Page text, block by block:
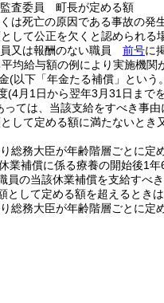
監査委員 町長が定める額
死亡の原因である事故の発
して公正を欠くと認められ
又は報酬のない職員 前号に
均給与額の例により実施機関
(以下「年金たる補償」という
(4月1日から翌年3月31日まで
ては、当該支給をすべき事
して定める額に満たないと
総務大臣が年齢階層ごとに定
業補償に係る療養の開始後1
の当該休業補償を支給すべ
して定める額を超えるとき
総務大臣が年齢階層ごとに定